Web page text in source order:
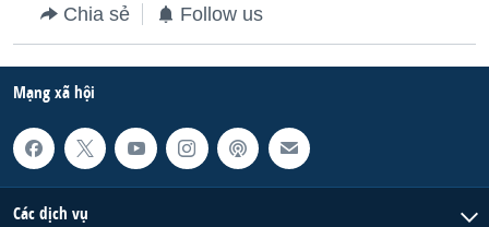
Chia sẻ Follow us
Mạng xã hội
Các dịch vụ